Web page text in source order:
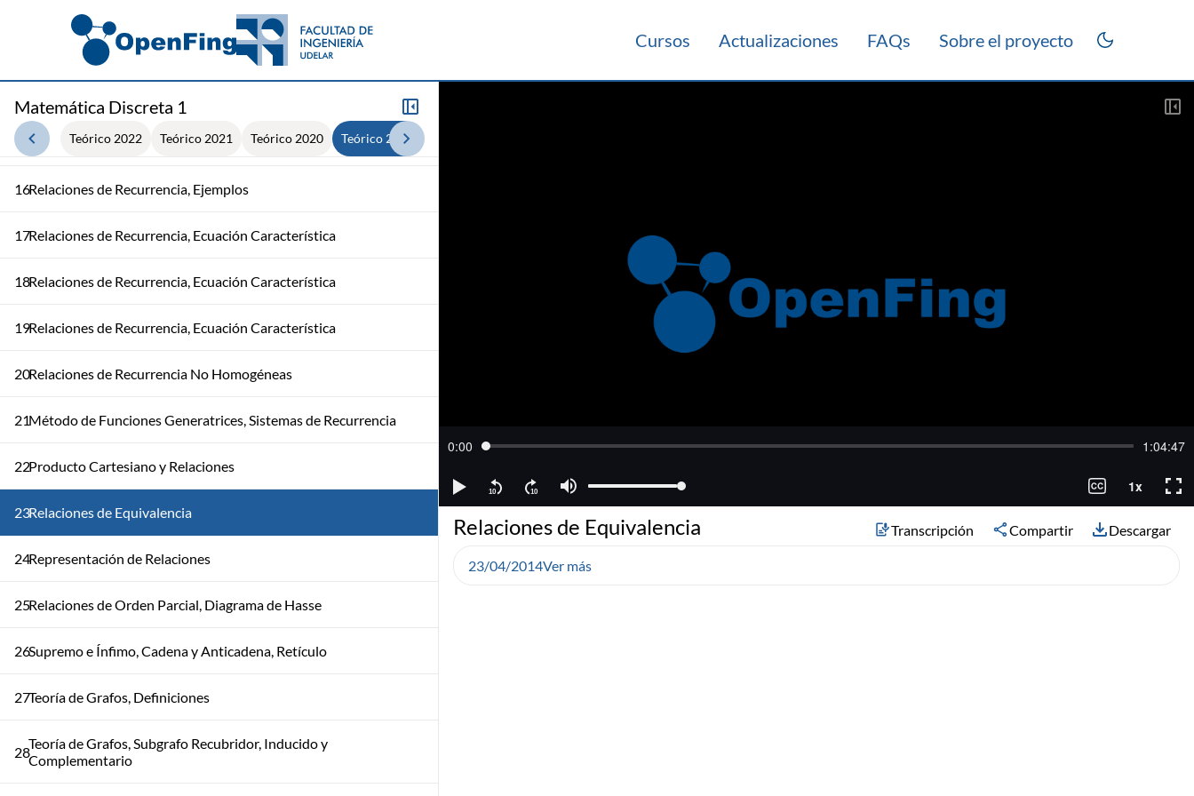
Cursos Actualizaciones FAQs Sobre el proyecto
Matemática Discreta 1
Teórico 2022 Teórico 2021 Teórico 2020 Teórico 2013
Funciones Generatrices
15Convoluciones
16Relaciones de Recurrencia, Ejemplos
17Relaciones de Recurrencia, Ecuación Característica
18Relaciones de Recurrencia, Ecuación Característica
19Relaciones de Recurrencia, Ecuación Característica
20Relaciones de Recurrencia No Homogéneas
21Método de Funciones Generatrices, Sistemas de Recurrencia
22Producto Cartesiano y Relaciones
23Relaciones de Equivalencia
24Representación de Relaciones
25Relaciones de Orden Parcial, Diagrama de Hasse
26Supremo e Ínfimo, Cadena y Anticadena, Retículo
27Teoría de Grafos, Definiciones
28Teoría de Grafos, Subgrafo Recubridor, Inducido y
Complementario
Relaciones de Equivalencia Transcripción Compartir Descargar
23/04/2014Ver más